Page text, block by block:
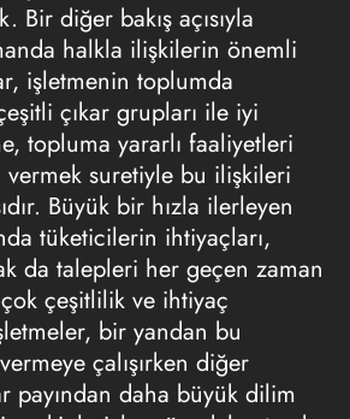
Bir diğer bakış açısıyla
halkla ilişkilerin önemli
işletmenin toplumda
çıkar grupları ile iyi
topluma yararlı faaliyetleri
suretiyle bu ilişkileri
Büyük bir hızla ilerleyen
tüketicilerin ihtiyaçları,
da talepleri her geçen zaman
çeşitlilik ve ihtiyaç
bir yandan bu
çalışırken diğer
payından daha büyük dilim